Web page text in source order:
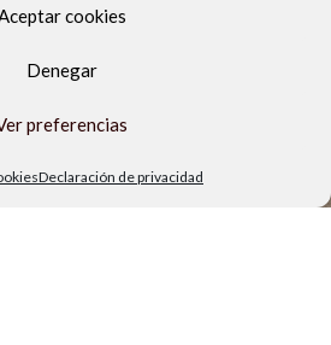
Aceptar cookies
Denegar
preferencias
Declaración de privacidad